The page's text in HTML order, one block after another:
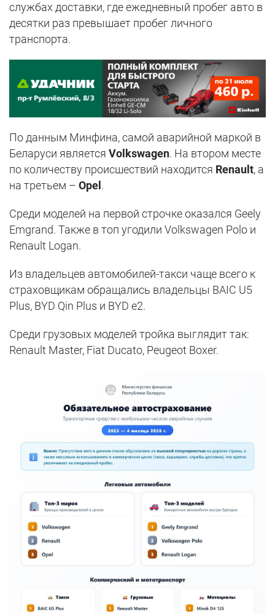
службах доставки, где ежедневный пробег авто в
десятки раз превышает пробег личного
транспорта.
По данным Минфина, самой аварийной маркой в
Беларуси является Volkswagen. На втором месте
по количеству происшествий находится Renault, а
на третьем – Opel .
Среди моделей на первой строчке оказался Geely
Emgrand. Также в топ угодили Volkswagen Polo и
Renault Logan.
Из владельцев автомобилей-такси чаще всего к
страховщикам обращались владельцы BAIC U5
Plus, BYD Qin Plus и BYD e2.
Среди грузовых моделей тройка выглядит так:
Renault Master, Fiat Ducato, Peugeot Boxer.